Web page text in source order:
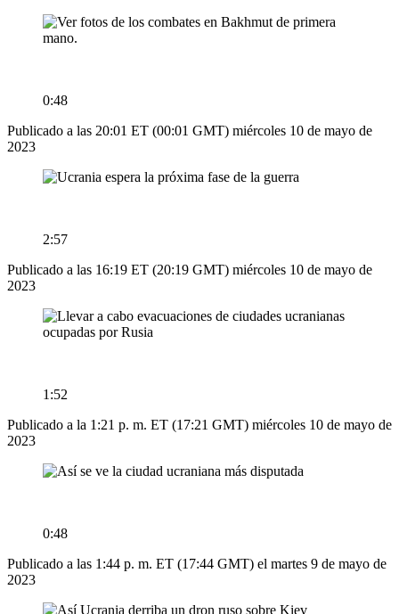
0:48
Publicado a las 20:01 ET (00:01 GMT) miércoles 10 de mayo de
2023
2:57
Publicado a las 16:19 ET (20:19 GMT) miércoles 10 de mayo de
2023
1:52
Publicado a la 1:21 p. m. ET (17:21 GMT) miércoles 10 de mayo de
2023
0:48
Publicado a las 1:44 p. m. ET (17:44 GMT) el martes 9 de mayo de
2023